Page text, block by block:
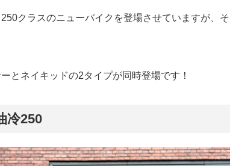
クラスのニューバイクを登場させていますが、
とネイキッドの2タイプが同時登場です！
冷250